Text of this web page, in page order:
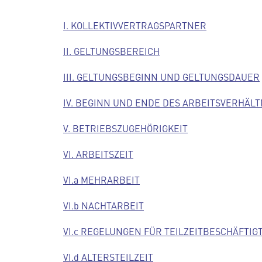
I. KOLLEKTIVVERTRAGSPARTNER
II. GELTUNGSBEREICH
III. GELTUNGSBEGINN UND GELTUNGSDAUER
IV. BEGINN UND ENDE DES
V. BETRIEBSZUGEHÖRIGKEIT
VI. ARBEITSZEIT
VI.a MEHRARBEIT
VI.b NACHTARBEIT
VI.c REGELUNGEN FÜR
VI.d ALTERSTEILZEIT